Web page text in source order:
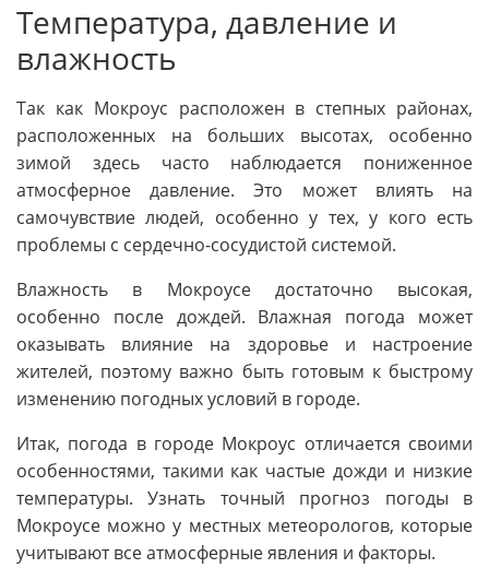
Температура, давление и
влажность
Так как Мокроус расположен в степных районах,
расположенных на больших высотах, особенно
зимой здесь часто наблюдается пониженное
атмосферное давление. Это может влиять на
самочувствие людей, особенно у тех, у кого есть
проблемы с сердечно-сосудистой системой.
Влажность в Мокроусе достаточно высокая,
особенно после дождей. Влажная погода может
оказывать влияние на здоровье и настроение
жителей, поэтому важно быть готовым к быстрому
изменению погодных условий в городе.
Итак, погода в городе Мокроус отличается своими
особенностями, такими как частые дожди и низкие
температуры. Узнать точный прогноз погоды в
Мокроусе можно у местных метеорологов, которые
учитывают все атмосферные явления и факторы.